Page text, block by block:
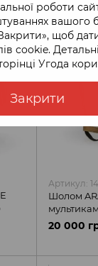
роботи
вашого
щоб
cookie.
Угода
Закрити
4
Артикул:
Шолом
20 000